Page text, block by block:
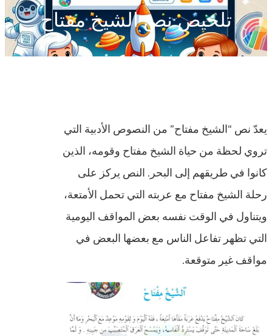
تلخيص نص الشيخ مفتاح
يعدّ نص “الشيخ مفتاح” من النصوص الأدبية التي
تروي لحظة من حياة الشيخ مفتاح وقومه، الذين
كانوا في طريقهم إلى البحر. النص يركز على
رحلة الشيخ مفتاح مع عربته التي تحمل الأمتعة،
ويتناول في الوقت نفسه بعض المواقف اليومية
التي تظهر تفاعل الناس مع بعضها البعض في
مواقف غير متوقعة.